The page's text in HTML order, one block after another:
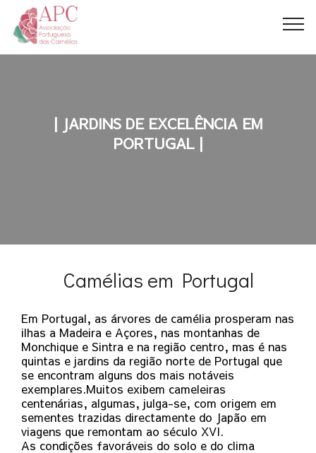
| JARDINS DE EXCELÊNCIA EM
PORTUGAL |
Camélias em Portugal
Em Portugal, as árvores de camélia prosperam nas
ilhas a Madeira e Açores, nas montanhas de
Monchique e Sintra e na região centro, mas é nas
quintas e jardins da região norte de Portugal que
se encontram alguns dos mais notáveis
exemplares.Muitos exibem cameleiras
centenárias, algumas, julga-se, com origem em
sementes trazidas directamente do Japão em
viagens que remontam ao século XVI.
As condições favoráveis do solo e do clima